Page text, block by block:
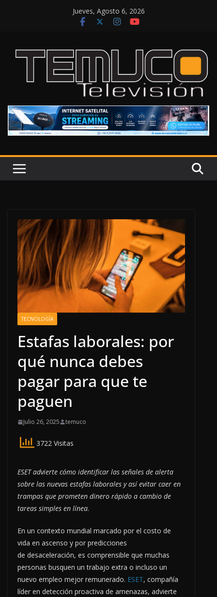
Jueves, Agosto 6, 2026
TECNOLOGÍA
Estafas laborales: por
qué nunca debes
pagar para que te
paguen
Julio 26, 2025 temuco
3722 Visitas
ESET advierte cómo identificar las señales de alerta
sobre las nuevas estafas laborales y así evitar caer en
trampas que prometen dinero rápido a cambio de
tareas simples en línea.
En un contexto mundial marcado por el costo de
vida en ascenso y por predicciones
de desaceleración, es comprensible que muchas
personas busquen un trabajo extra o incluso un
nuevo empleo mejor remunerado. ESET, compañía
líder en detección proactiva de amenazas, advierte